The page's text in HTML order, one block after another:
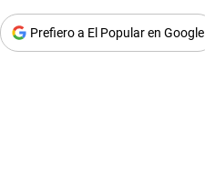
Prefiero a El Popular en Google